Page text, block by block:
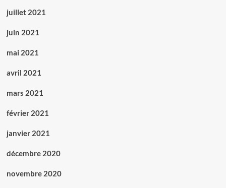
juillet 2021
juin 2021
mai 2021
avril 2021
mars 2021
février 2021
janvier 2021
décembre 2020
novembre 2020